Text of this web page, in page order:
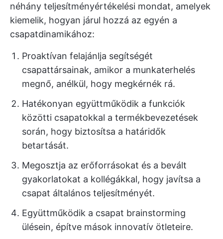
néhány teljesítményértékelési mondat, amelyek
kiemelik, hogyan járul hozzá az egyén a
csapatdinamikához:
Proaktívan felajánlja segítségét
csapattársainak, amikor a munkaterhelés
megnő, anélkül, hogy megkérnék rá.
Hatékonyan együttműködik a funkciók
közötti csapatokkal a termékbevezetések
során, hogy biztosítsa a határidők
betartását.
Megosztja az erőforrásokat és a bevált
gyakorlatokat a kollégákkal, hogy javítsa a
csapat általános teljesítményét.
Együttműködik a csapat brainstorming
ülésein, építve mások innovatív ötleteire.